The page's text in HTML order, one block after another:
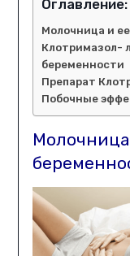
Оглавление:
Молочница и
Клотримазол-
беременности
Препарат
Побочные